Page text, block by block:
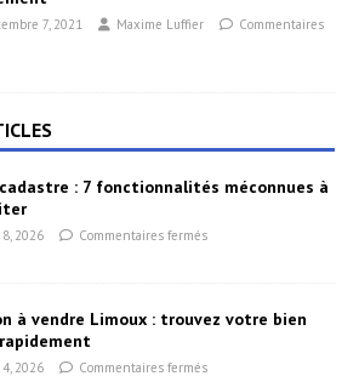
7, 2021 Maxime Luffier
Commentaires
cadastre : 7 fonctionnalités méconnues à
2026 Commentaires fermés
à vendre Limoux : trouvez votre bien
2026 Commentaires fermés